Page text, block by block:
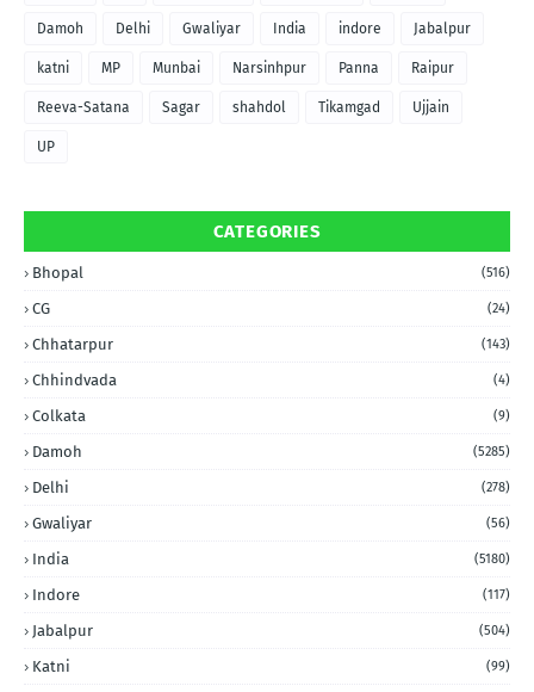
Damoh Delhi Gwaliyar India indore Jabalpur
katni MP Munbai Narsinhpur Panna Raipur
Reeva-Satana Sagar shahdol Tikamgad Ujjain
UP
CATEGORIES
Bhopal (516)
CG (24)
Chhatarpur (143)
Chhindvada (4)
Colkata (9)
Damoh (5285)
Delhi (278)
Gwaliyar (56)
India (5180)
Indore (117)
Jabalpur (504)
Katni (99)